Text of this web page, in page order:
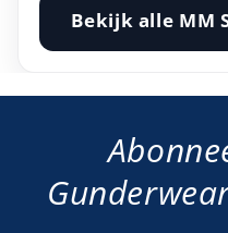
Bekijk alle MM